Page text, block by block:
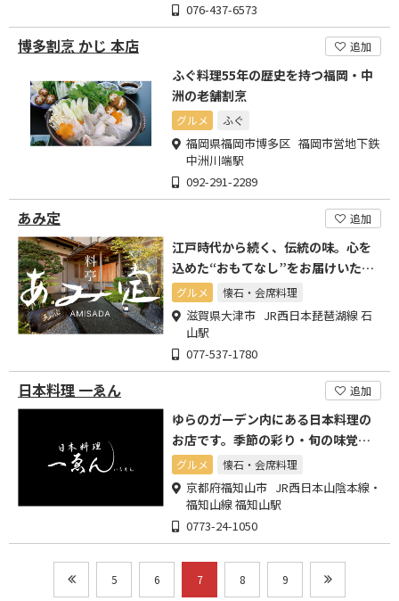
076-437-6573
博多割烹 かじ 本店 追加
ふぐ料理55年の歴史を持つ福岡・中
洲の老舗割烹
グルメ ふぐ
福岡県福岡市博多区 福岡市営地下鉄
中洲川端駅
092-291-2289
あみ定 追加
江戸時代から続く、伝統の味。心を
込めた“おもてなし”をお届けいたし
ます。
グルメ 懐石・会席料理
滋賀県大津市 JR西日本琵琶湖線 石
山駅
077-537-1780
日本料理 一ゑん 追加
ゆらのガーデン内にある日本料理の
お店です。季節の彩り・旬の味覚を
丁寧に盛り付けました。
グルメ 懐石・会席料理
京都府福知山市 JR西日本山陰本線・
福知山線 福知山駅
0773-24-1050
5 6 7 8 9